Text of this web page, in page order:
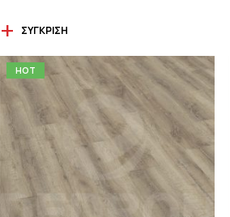
ΣΎΓΚΡΙΣΗ
HOT